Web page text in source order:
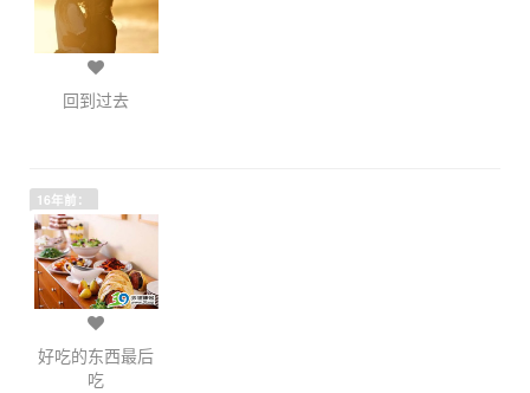
回到过去
16年前：
好吃的东西最后
吃